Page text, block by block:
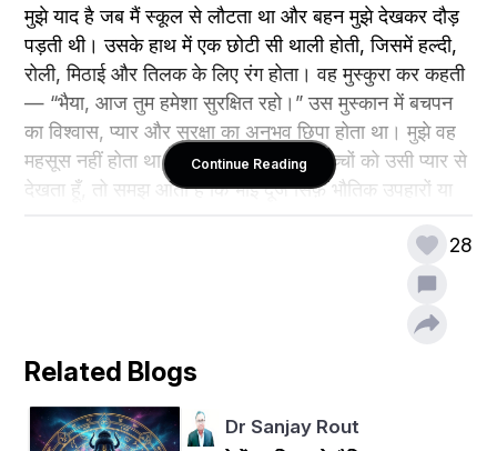
मुझे याद है जब मैं स्कूल से लौटता था और बहन मुझे देखकर दौड़
पड़ती थी। उसके हाथ में एक छोटी सी थाली होती, जिसमें हल्दी,
रोली, मिठाई और तिलक के लिए रंग होता। वह मुस्कुरा कर कहती
— “भैया, आज तुम हमेशा सुरक्षित रहो।” उस मुस्कान में बचपन
का विश्वास, प्यार और सुरक्षा का अनुभव छिपा होता था। मुझे वह
महसूस नहीं होता था, पर आज जब मैं अपने बच्चों को उसी प्यार से
देखता हूँ, तो समझ आता है कि भाई दूज सिर्फ़ भौतिक उपहारों या
हमारे गाँव में भाई दूज का उत्सव बेहद सरल और सजीव तरीके से
मनाया जाता था। सुबह से ही हम बच्चे अपनी बहनों के साथ खेलों
Continue Reading
28
Related Blogs
Dr Sanjay Rout